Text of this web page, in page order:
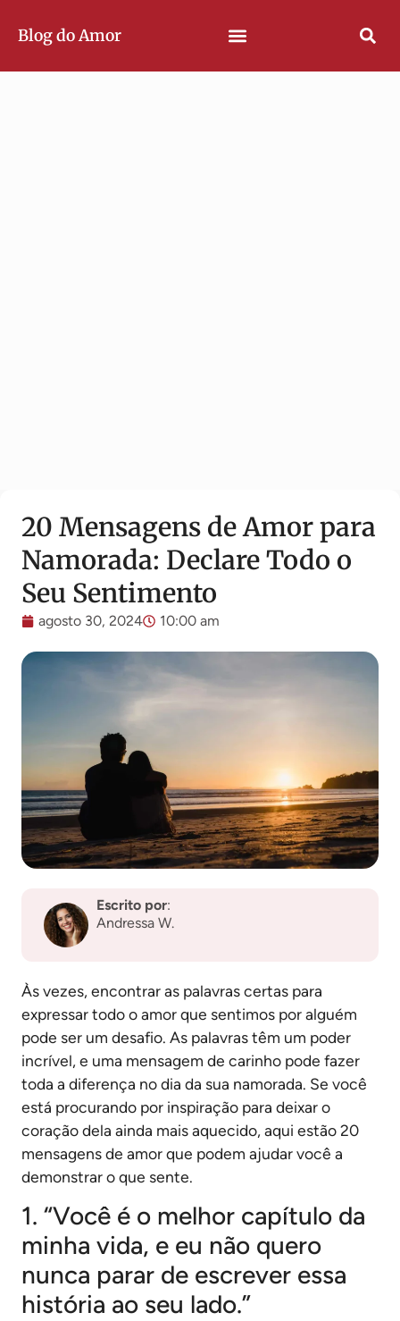
Blog do Amor
20 Mensagens de Amor para
Namorada: Declare Todo o
Seu Sentimento
agosto 30, 2024 10:00 am
Escrito por:
Andressa W.
Às vezes, encontrar as palavras certas para
expressar todo o amor que sentimos por alguém
pode ser um desafio. As palavras têm um poder
incrível, e uma mensagem de carinho pode fazer
toda a diferença no dia da sua namorada. Se você
está procurando por inspiração para deixar o
coração dela ainda mais aquecido, aqui estão 20
mensagens de amor que podem ajudar você a
demonstrar o que sente.
1. “Você é o melhor capítulo da
minha vida, e eu não quero
nunca parar de escrever essa
história ao seu lado.”